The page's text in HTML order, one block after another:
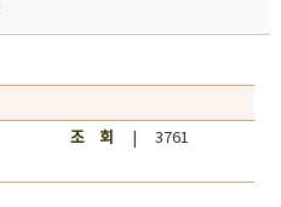
조 회
| 3761